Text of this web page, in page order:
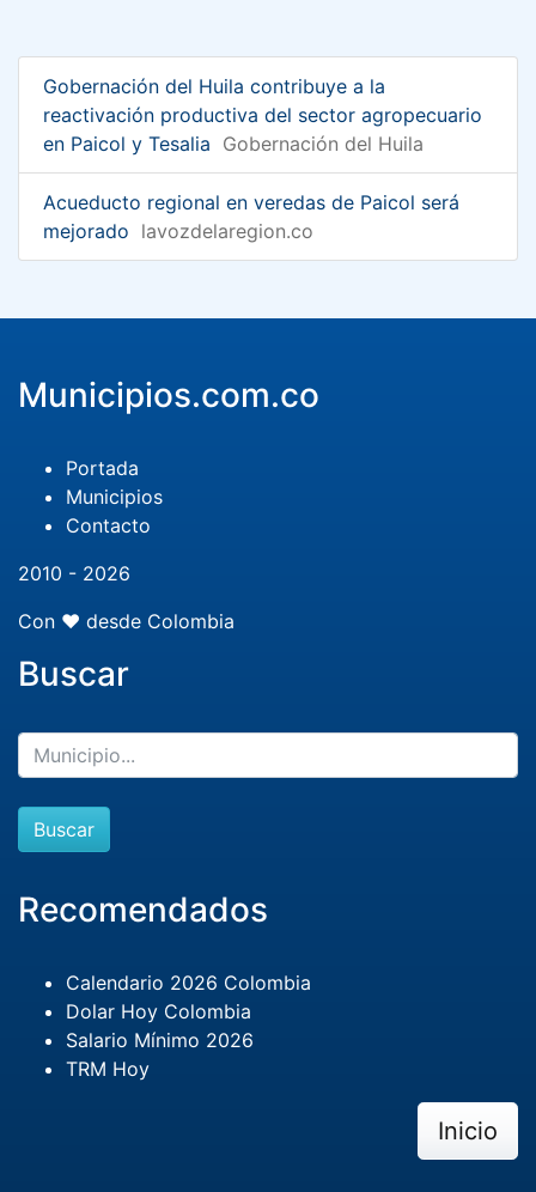
Gobernación del Huila contribuye a la
reactivación productiva del sector agropecuario
en Paicol y Tesalia Gobernación del Huila
Acueducto regional en veredas de Paicol será
mejorado lavozdelaregion.co
Municipios.com.co
Portada
Municipios
Contacto
2010 - 2026
Con ❤️ desde Colombia
Buscar
Buscar
Recomendados
Calendario 2026 Colombia
Dolar Hoy Colombia
Salario Mínimo 2026
TRM Hoy
Inicio